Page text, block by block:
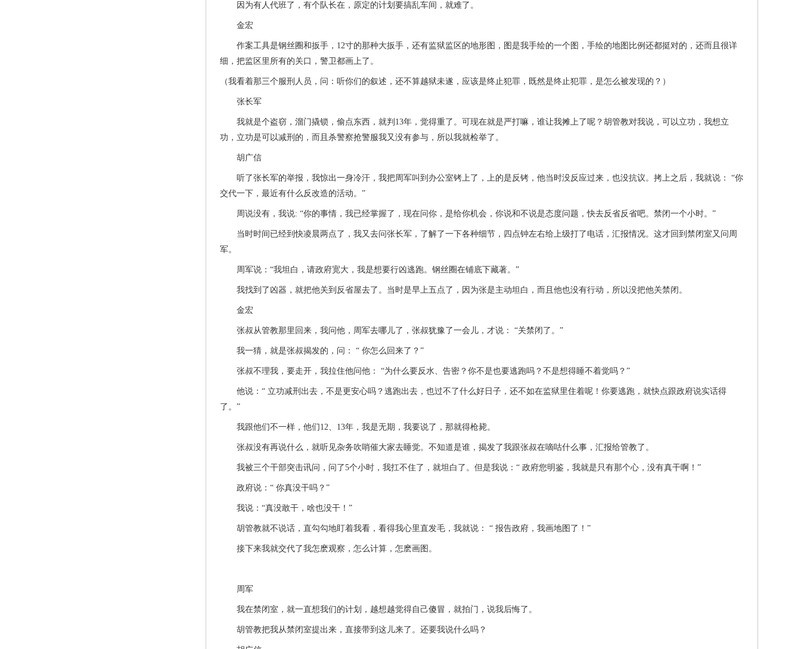
因为有人代班了，有个队长在，原定的计划要搞乱车间，就难了。
金宏
作案工具是钢丝圈和扳手，12寸的那种大扳手，还有监狱监区的地形图，图是我手绘的一个图，手绘的地图比例还都挺对的，还而且很详
细，把监区里所有的关口，警卫都画上了。
（我看着那三个服刑人员，问：听你们的叙述，还不算越狱未遂，应该是终止犯罪，既然是终止犯罪，是怎么被发现的？）
张长军
我就是个盗窃，溜门撬锁，偷点东西，就判13年，觉得重了。可现在就是严打嘛，谁让我摊上了呢？胡管教对我说，可以立功，我想立
功，立功是可以减刑的，而且杀警察抢警服我又没有参与，所以我就检举了。
胡广信
听了张长军的举报，我惊出一身冷汗，我把周军叫到办公室铐上了，上的是反铐，他当时没反应过来，也没抗议。拷上之后，我就说： “你
交代一下，最近有什么反改造的活动。”
周说没有，我说: “你的事情，我已经掌握了，现在问你，是给你机会，你说和不说是态度问题，快去反省反省吧。禁闭一个小时。”
当时时间已经到快凌晨两点了，我又去问张长军，了解了一下各种细节，四点钟左右给上级打了电话，汇报情况。这才回到禁闭室又问周
军。
周军说：“我坦白，请政府宽大，我是想要行凶逃跑。钢丝圈在铺底下藏著。”
我找到了凶器，就把他关到反省屋去了。当时是早上五点了，因为张是主动坦白，而且他也没有行动，所以没把他关禁闭。
金宏
张叔从管教那里回来，我问他，周军去哪儿了，张叔犹豫了一会儿，才说： “关禁闭了。”
我一猜，就是张叔揭发的，问： “ 你怎么回来了？”
张叔不理我，要走开，我拉住他问他： “为什么要反水、告密？你不是也要逃跑吗？不是想得睡不着觉吗？”
他说：“ 立功减刑出去，不是更安心吗？逃跑出去，也过不了什么好日子，还不如在监狱里住着呢！你要逃跑，就快点跟政府说实话得
了。”
我跟他们不一样，他们12、13年，我是无期，我要说了，那就得枪毙。
张叔没有再说什么，就听见杂务吹哨催大家去睡觉。不知道是谁，揭发了我跟张叔在嘀咕什么事，汇报给管教了。
我被三个干部突击讯问，问了5个小时，我扛不住了，就坦白了。但是我说：“ 政府您明鉴，我就是只有那个心，没有真干啊！”
政府说：“ 你真没干吗？”
我说：“真没敢干，啥也没干！”
胡管教就不说话，直勾勾地盯着我看，看得我心里直发毛，我就说： “ 报告政府，我画地图了！”
接下来我就交代了我怎麽观察，怎么计算，怎麽画图。
周军
我在禁闭室，就一直想我们的计划，越想越觉得自己傻冒，就拍门，说我后悔了。
胡管教把我从禁闭室提出来，直接带到这儿来了。还要我说什么吗？